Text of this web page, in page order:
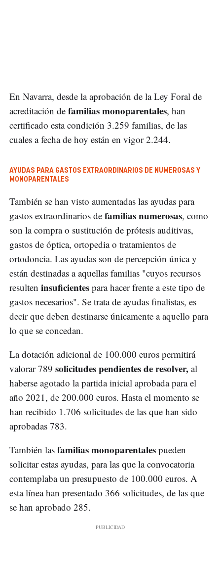
En Navarra, desde la aprobación de la Ley Foral de
acreditación de familias monoparentales, han
certificado esta condición 3.259 familias, de las
cuales a fecha de hoy están en vigor 2.244.
AYUDAS PARA GASTOS EXTRAORDINARIOS DE NUMEROSAS Y
MONOPARENTALES
También se han visto aumentadas las ayudas para
gastos extraordinarios de familias numerosas, como
son la compra o sustitución de prótesis auditivas,
gastos de óptica, ortopedia o tratamientos de
ortodoncia. Las ayudas son de percepción única y
están destinadas a aquellas familias "cuyos recursos
resulten insuficientes para hacer frente a este tipo de
gastos necesarios". Se trata de ayudas finalistas, es
decir que deben destinarse únicamente a aquello para
lo que se concedan.
La dotación adicional de 100.000 euros permitirá
valorar 789 solicitudes pendientes de resolver, al
haberse agotado la partida inicial aprobada para el
año 2021, de 200.000 euros. Hasta el momento se
han recibido 1.706 solicitudes de las que han sido
aprobadas 783.
También las familias monoparentales pueden
solicitar estas ayudas, para las que la convocatoria
contemplaba un presupuesto de 100.000 euros. A
esta línea han presentado 366 solicitudes, de las que
se han aprobado 285.